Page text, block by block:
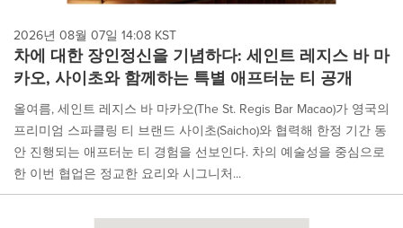
2026년 08월 07일 14:08 KST
차에 대한 장인정신을 기념하다: 세인트 레지스 바 마
카오, 사이초와 함께하는 특별 애프터눈 티 공개
올여름, 세인트 레지스 바 마카오(The St. Regis Bar Macao)가 영국의
프리미엄 스파클링 티 브랜드 사이초(Saicho)와 협력해 한정 기간 동
안 진행되는 애프터눈 티 경험을 선보인다. 차의 예술성을 중심으로
한 이번 협업은 정교한 요리와 시그니처...